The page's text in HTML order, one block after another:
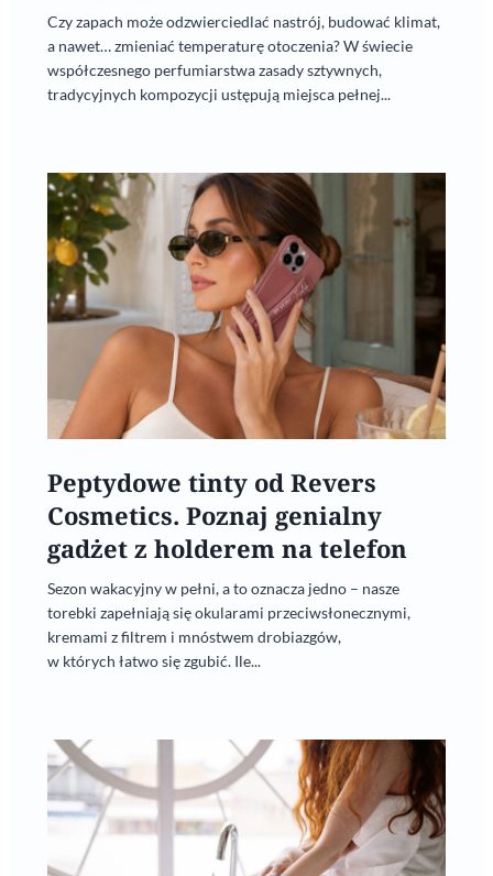
Czy zapach może odzwierciedlać nastrój, budować klimat,
a nawet… zmieniać temperaturę otoczenia? W świecie
współczesnego perfumiarstwa zasady sztywnych,
tradycyjnych kompozycji ustępują miejsca pełnej...
Peptydowe tinty od Revers
Cosmetics. Poznaj genialny
gadżet z holderem na telefon
Sezon wakacyjny w pełni, a to oznacza jedno – nasze
torebki zapełniają się okularami przeciwsłonecznymi,
kremami z filtrem i mnóstwem drobiazgów,
w których łatwo się zgubić. Ile...